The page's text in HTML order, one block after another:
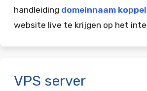
handleiding domeinnaam
website live te krijgen op het
VPS server